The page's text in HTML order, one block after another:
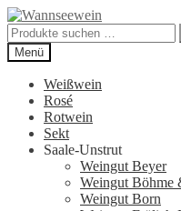
Zur
Navigation
springen
Zum
Inhalt
springen
Suchen
nach:
Menü
Weißwein
Rosé
Rotwein
Sekt
Saale-Unstrut
Weingut Beyer
Weingut Böhme
Weingut Born